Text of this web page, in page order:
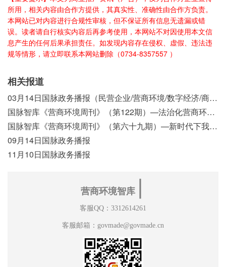
所用，相关内容由合作方提供，其真实性、准确性由合作方负责。
本网站已对内容进行合规性审核，但不保证所有信息无遗漏或错
误。读者请自行核实内容后再参考使用，本网站不对因使用本文信
息产生的任何后果承担责任。如发现内容存在侵权、虚假、违法违
规等情形，请立即联系本网站删除（0734-8357557 ）
相关报道
03月14日国脉政务播报（民营企业/营商环境/数字经济/商事制度改革）
国脉智库《营商环境周刊》（第122期）—法治化营商环境视域下我国行政执法公示制度浅析
国脉智库《营商环境周刊》（第六十九期）—新时代下我国营商环境标准体系构建初探
09月14日国脉政务播报
11月10日国脉政务播报
营商环境智库
客服QQ：3312614261
客服邮箱：govmade@govmade.cn